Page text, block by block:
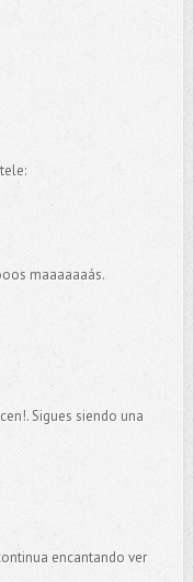
maaaaaaás.
Sigues siendo una
encantando ver